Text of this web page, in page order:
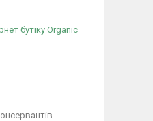
бутіку Organic